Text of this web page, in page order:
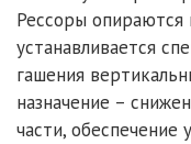
Рессоры
устанавливается
гашения
назначение –
части, обеспечение